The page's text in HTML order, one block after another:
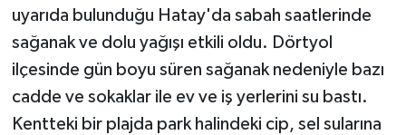
uyarıda bulunduğu Hatay'da sabah saatlerinde
sağanak ve dolu yağışı etkili oldu. Dörtyol
ilçesinde gün boyu süren sağanak nedeniyle bazı
cadde ve sokaklar ile ev ve iş yerlerini su bastı.
Kentteki bir plajda park halindeki cip, sel sularına